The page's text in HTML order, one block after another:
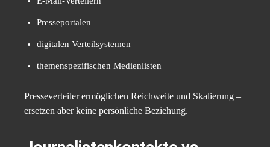
Presseportalen
digitalen Verteilsystemen
themenspezifischen Medienlisten
Presseverteiler ermöglichen Reichweite und Skalierung –
ersetzen aber keine persönliche Beziehung.